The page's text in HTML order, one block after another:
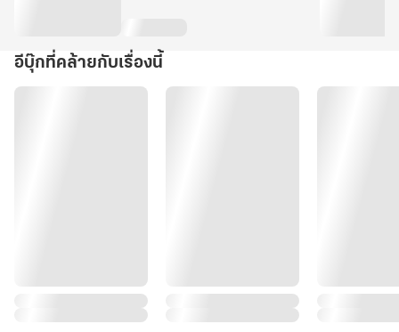
อีบุ๊กที่คล้ายกับเรื่องนี้